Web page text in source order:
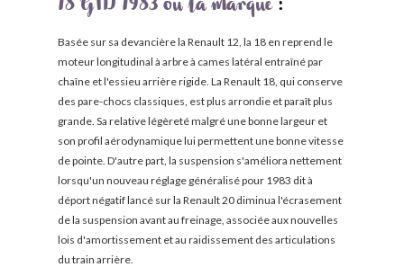
18 GTD 1983 ou la marque:
Basée sur sa devancière la Renault 12, la 18 en reprend le
moteur longitudinal à arbre à cames latéral entraîné par
chaîne et l'essieu arrière rigide. La Renault 18, qui conserve
des pare-chocs classiques, est plus arrondie et paraît plus
grande. Sa relative légèreté malgré une bonne largeur et
son profil aérodynamique lui permettent une bonne vitesse
de pointe. D'autre part, la suspension s'améliora nettement
lorsqu'un nouveau réglage généralisé pour 1983 dit à
déport négatif lancé sur la Renault 20 diminua l'écrasement
de la suspension avant au freinage, associée aux nouvelles
lois d'amortissement et au raidissement des articulations
du train arrière.